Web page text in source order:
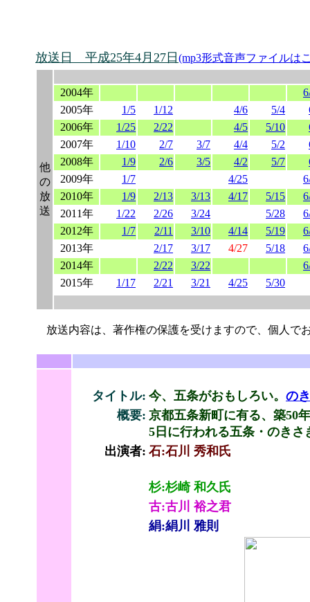
放送日 平成25年4月27日 (mp3形式音声ファイルは
他
の
放
送
2004年
2005年
1/5 1/12 4/6 5/4
2006年
1/25 2/22 4/5 5/10
2007年
1/10 2/7 3/7 4/4 5/2
2008年
1/9 2/6 3/5 4/2 5/7
2009年
1/7 4/25
2010年
1/9 2/13 3/13 4/17 5/15
2011年
1/22 2/26 3/24 5/28
2012年
1/7 2/11 3/10 4/14 5/19
2013年
2/17 3/17 4/27 5/18
2014年
2/22 3/22
2015年
1/17 2/21 3/21 4/25 5/30
放送内容は、著作権の保護を受けますので、個人で
タイトル: 今、五条がおもしろい。 の
概要: 京都五条新町に有る、築50
5日に行われる五条・のき
出演者: 石:石川 秀和氏
杉:杉崎 和久氏
古:古川 裕之君
絹:絹川 雅則